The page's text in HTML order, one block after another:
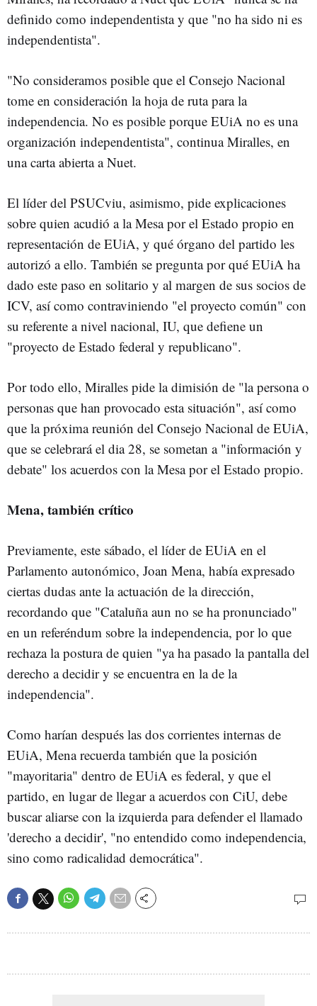
definido como independentista y que "no ha sido ni es
independentista".
"No consideramos posible que el Consejo Nacional
tome en consideración la hoja de ruta para la
independencia. No es posible porque EUiA no es una
organización independentista", continua Miralles, en
una carta abierta a Nuet.
El líder del PSUCviu, asimismo, pide explicaciones
sobre quien acudió a la Mesa por el Estado propio en
representación de EUiA, y qué órgano del partido les
autorizó a ello. También se pregunta por qué EUiA ha
dado este paso en solitario y al margen de sus socios de
ICV, así como contraviniendo "el proyecto común" con
su referente a nivel nacional, IU, que defiene un
"proyecto de Estado federal y republicano".
Por todo ello, Miralles pide la dimisión de "la persona o
personas que han provocado esta situación", así como
que la próxima reunión del Consejo Nacional de EUiA,
que se celebrará el dia 28, se sometan a "información y
debate" los acuerdos con la Mesa por el Estado propio.
Mena, también crítico
Previamente, este sábado, el líder de EUiA en el
Parlamento autonómico, Joan Mena, había expresado
ciertas dudas ante la actuación de la dirección,
recordando que "Cataluña aun no se ha pronunciado"
en un referéndum sobre la independencia, por lo que
rechaza la postura de quien "ya ha pasado la pantalla del
derecho a decidir y se encuentra en la de la
independencia".
Como harían después las dos corrientes internas de
EUiA, Mena recuerda también que la posición
"mayoritaria" dentro de EUiA es federal, y que el
partido, en lugar de llegar a acuerdos con CiU, debe
buscar aliarse con la izquierda para defender el llamado
'derecho a decidir', "no entendido como independencia,
sino como radicalidad democrática".